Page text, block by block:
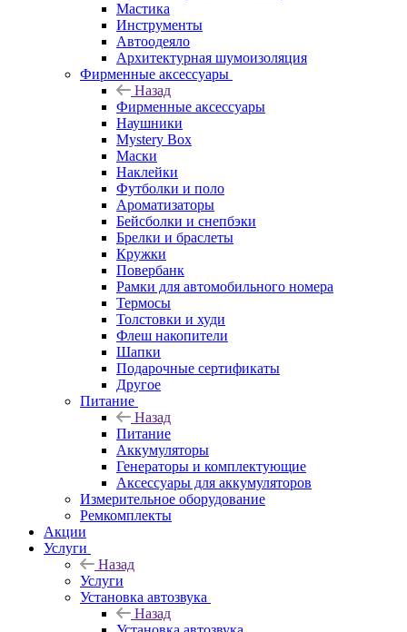
Мастика
Инструменты
Автоодеяло
Архитектурная шумоизоляция
Фирменные аксессуары
Назад
Фирменные аксессуары
Наушники
Mystery Box
Маски
Наклейки
Футболки и поло
Ароматизаторы
Бейсболки и снепбэки
Брелки и браслеты
Кружки
Повербанк
Рамки для автомобильного номера
Термосы
Толстовки и худи
Флеш накопители
Шапки
Подарочные сертификаты
Другое
Питание
Назад
Питание
Аккумуляторы
Генераторы и комплектующие
Аксессуары для аккумуляторов
Измерительное оборудование
Ремкомплекты
Акции
Услуги
Назад
Услуги
Установка автозвука
Назад